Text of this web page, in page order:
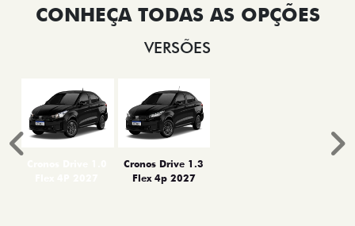
VERSÕES
Cronos Drive 1.3
Flex 4p 2027
Anterior